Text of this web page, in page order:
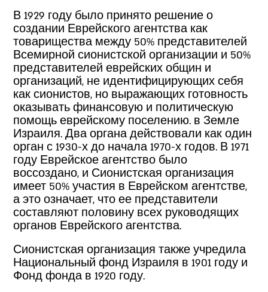
В 1929 году было принято решение о
создании Еврейского агентства как
товарищества между 50% представителей
Всемирной сионистской организации и 50%
представителей еврейских общин и
организаций, не идентифицирующих себя
как сионистов, но выражающих готовность
оказывать финансовую и политическую
помощь еврейскому поселению. в Земле
Израиля. Два органа действовали как один
орган с 1930-х до начала 1970-х годов. В 1971
году Еврейское агентство было
воссоздано, и Сионистская организация
имеет 50% участия в Еврейском агентстве,
а это означает, что ее представители
составляют половину всех руководящих
органов Еврейского агентства.
Сионистская организация также учредила
Национальный фонд Израиля в 1901 году и
Фонд фонда в 1920 году.